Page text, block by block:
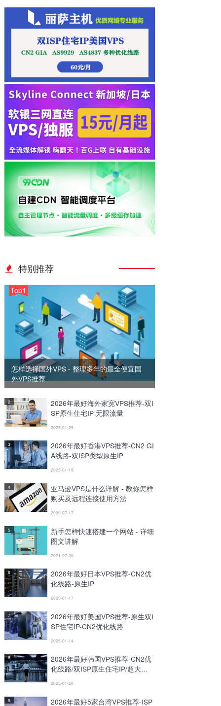
特别推荐
Top1
怎样选择国外VPS - 整理多年的最全便宜国
外VPS推荐
2
2026年最好海外家宽VPS推荐-双I
SP原生住宅IP-无限流量
2025-01-25
3
2026年最好香港VPS推荐-CN2 GI
A线路-双ISP类型原生IP
2025-01-15
4
亚马逊VPS是什么详解 - 教你怎样
购买及远程连接使用方法
2020-07-17
5
新手怎样快速搭建一个网站 - 详细
图文讲解
2021-07-30
6
2026年最好日本VPS推荐-CN2优
化线路-原生IP
2025-01-17
7
2026年最好美国VPS推荐-原生双I
SP住宅IP-CN2优化线路
2025-01-14
8
2026年最好韩国VPS推荐-CN2优
化线路/双ISP原生住宅IP/超大带
2025-01-20
9 2026年最好5家台湾VPS推荐-ISP